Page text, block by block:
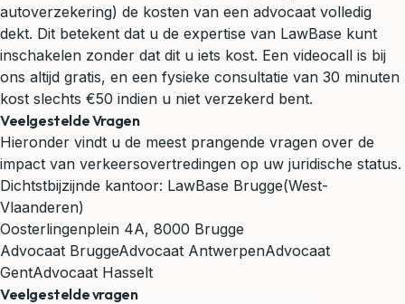
autoverzekering) de kosten van een advocaat volledig
dekt. Dit betekent dat u de expertise van LawBase kunt
inschakelen zonder dat dit u iets kost. Een videocall is bij
ons altijd gratis, en een fysieke consultatie van 30 minuten
kost slechts €50 indien u niet verzekerd bent.
Veelgestelde Vragen
Hieronder vindt u de meest prangende vragen over de
impact van verkeersovertredingen op uw juridische status.
Dichtstbijzijnde kantoor: LawBase Brugge(West-
Vlaanderen)
Oosterlingenplein 4A, 8000 Brugge
Advocaat BruggeAdvocaat AntwerpenAdvocaat
GentAdvocaat Hasselt
Veelgestelde vragen